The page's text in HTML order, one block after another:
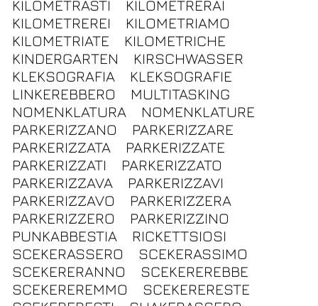
KILOMETRASTI
KILOMETRERAI
KILOMETREREI
KILOMETRIAMO
KILOMETRIATE
KILOMETRICHE
KINDERGARTEN
KIRSCHWASSER
KLEKSOGRAFIA
KLEKSOGRAFIE
LINKEREBBERO
MULTITASKING
NOMENKLATURA
NOMENKLATURE
PARKERIZZANO
PARKERIZZARE
PARKERIZZATA
PARKERIZZATE
PARKERIZZATI
PARKERIZZATO
PARKERIZZAVA
PARKERIZZAVI
PARKERIZZAVO
PARKERIZZERA
PARKERIZZERO
PARKERIZZINO
PUNKABBESTIA
RICKETTSIOSI
SCEKERASSERO
SCEKERASSIMO
SCEKERERANNO
SCEKEREREBBE
SCEKEREREMMO
SCEKERERESTE